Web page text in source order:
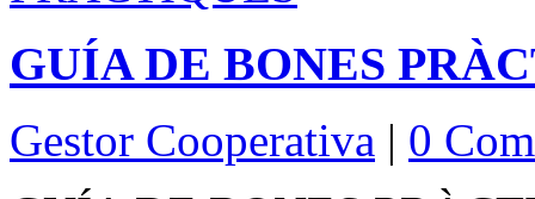
GUÍA DE BONES
Gestor Cooperativa | 0